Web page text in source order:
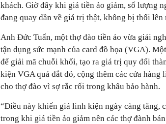
khách. Giờ đây khi giá tiền ảo giảm, số lượng
đang quay dần về giá trị thật, không bị thổi lên
Anh Đức Tuấn, một thợ đào tiền ảo vừa giải
tận dụng sức mạnh của card đồ họa (VGA).
để giải mã chuỗi khối, tạo ra giá trị quy đổi
kiện VGA quá đắt đỏ, cộng thêm các cửa
cho thợ đào vì sợ rắc rối trong khâu bảo hành.
“Điều này khiến giá linh kiện ngày càng tăng,
trong khi giá tiền ảo giảm nên các thợ đành